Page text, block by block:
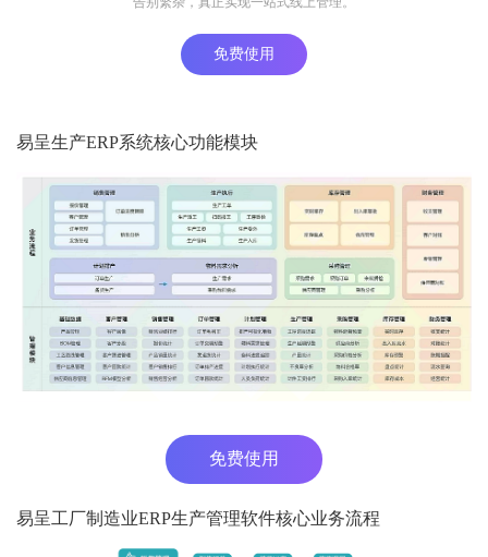
免费使用
易呈生产ERP系统核心功能模块
免费使用
易呈工厂制造业ERP生产管理软件核心业务流程